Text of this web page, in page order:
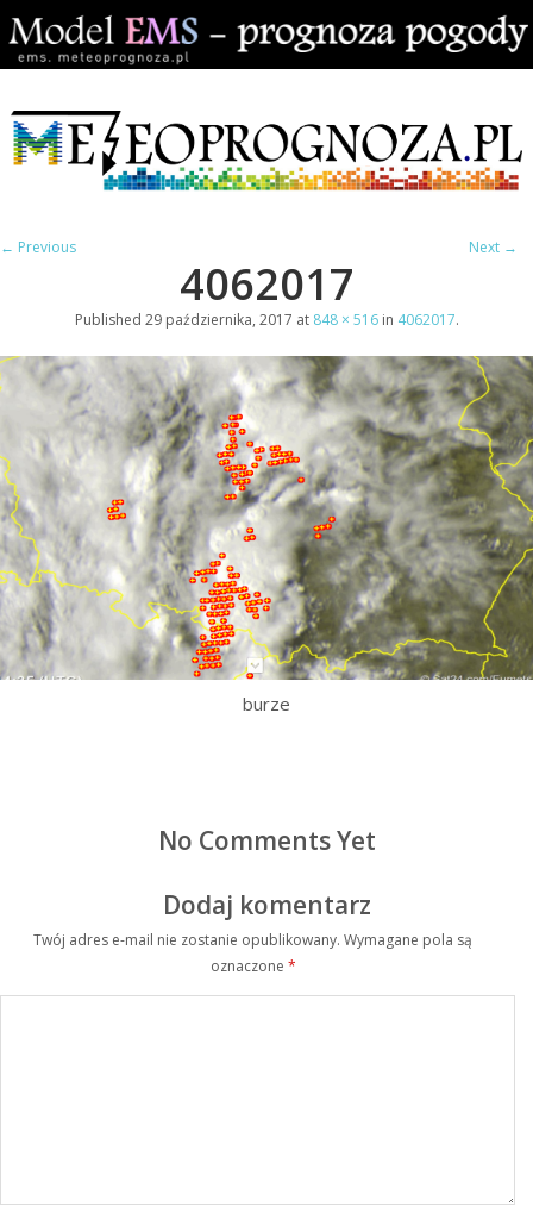
← Previous Next →
4062017
Published 29 października, 2017 at 848 × 516in 4062017.
burze
No Comments Yet
Dodaj komentarz
Twój adres e-mail nie zostanie opublikowany. Wymagane pola są
oznaczone *